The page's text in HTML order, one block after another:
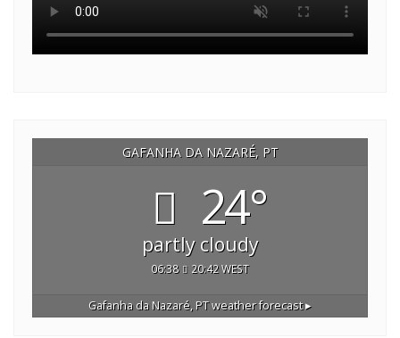
GAFANHA DA NAZARÉ, PT
24°
partly cloudy
06:38 20:42 WEST
Gafanha da Nazaré, PTweather forecast ▸